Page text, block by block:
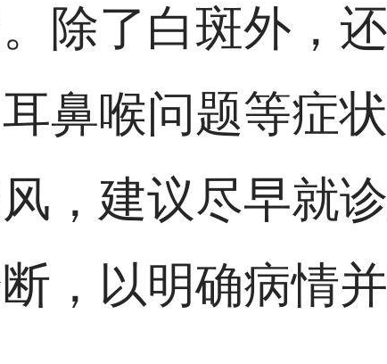
除了白斑外，
鼻喉问题等症
，建议尽早就
，以明确病情